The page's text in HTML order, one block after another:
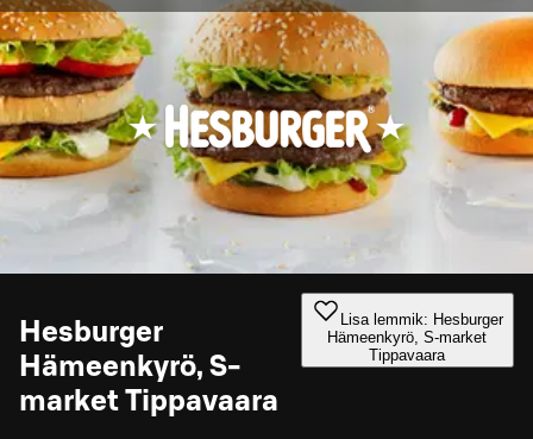
Hesburger
Hämeenkyrö, S-
market Tippavaara
Lisa lemmik: Hesburger
Hämeenkyrö, S-market
Tippavaara